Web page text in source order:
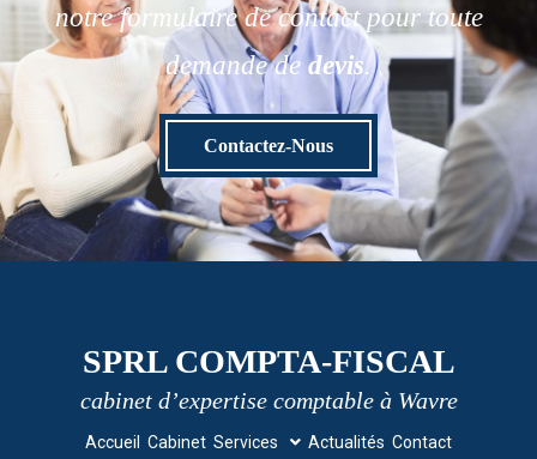
notre formulaire de contact pour toute
demande de devis.
Contactez-Nous
SPRL COMPTA-FISCAL
cabinet d’expertise comptable à Wavre
Accueil Cabinet Services Actualités Contact